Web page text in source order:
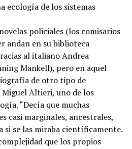
ecología de los sistemas
policiales (los comisarios
andan en su biblioteca
al italiano Andrea
Mankell), pero en aquel
de otro tipo de
Altieri, uno de los
“Decía que muchas
casi marginales, ancestrales,
se las miraba científicamente.
que los propios